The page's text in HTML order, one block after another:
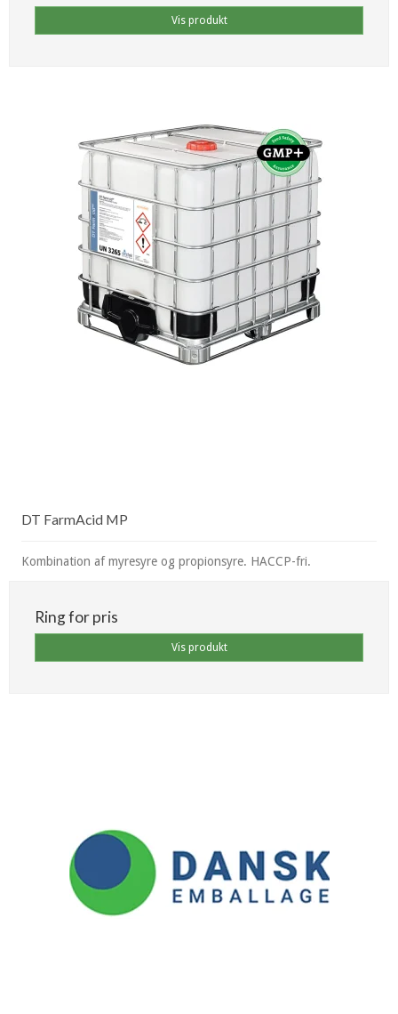
Vis produkt
DT FarmAcid MP
Kombination af myresyre og propionsyre. HACCP-fri.
Ring for pris
Vis produkt